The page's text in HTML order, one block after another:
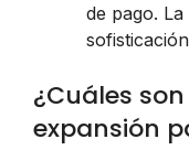
de pago.
¿Cuáles
expansión